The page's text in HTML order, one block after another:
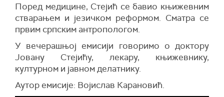
Поред медицине, Стејић се бавио књижевним
стварањем и језичком реформом. Сматра се
првим српским антропологом.
У вечерашњој емисији говоримо о доктору
Јовану Стејићу, лекару, књижевнику,
културном и јавном делатнику.
Аутор емисије: Војислав Карановић.